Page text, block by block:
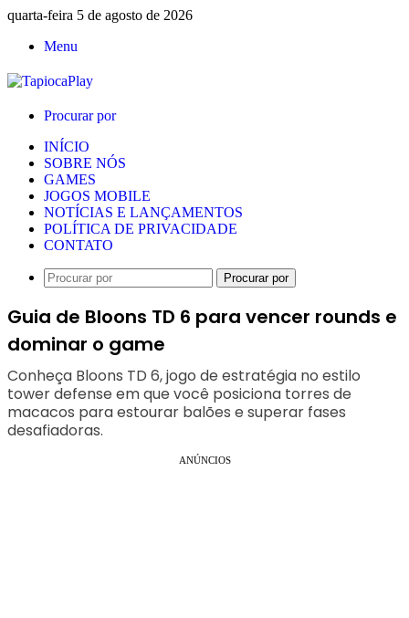
quarta-feira 5 de agosto de 2026
Menu
Procurar por
INÍCIO
SOBRE NÓS
GAMES
JOGOS MOBILE
NOTÍCIAS E LANÇAMENTOS
POLÍTICA DE PRIVACIDADE
CONTATO
Procurar por
Guia de Bloons TD 6 para vencer rounds e
dominar o game
Conheça Bloons TD 6, jogo de estratégia no estilo
tower defense em que você posiciona torres de
macacos para estourar balões e superar fases
desafiadoras.
ANÚNCIOS